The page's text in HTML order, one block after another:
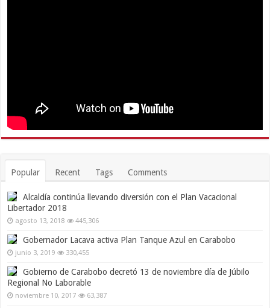
Popular Recent Tags Comments
Alcaldía continúa llevando diversión con el Plan Vacacional
Libertador 2018
agosto 13, 2018 445,306
Gobernador Lacava activa Plan Tanque Azul en Carabobo
junio 3, 2019 330,455
Gobierno de Carabobo decretó 13 de noviembre día de Júbilo
Regional No Laborable
noviembre 10, 2017 63,387